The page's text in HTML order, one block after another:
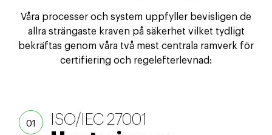
Våra processer och system uppfyller bevisligen de
allra strängaste kraven på säkerhet vilket tydligt
bekräftas genom våra två mest centrala ramverk för
certifiering och regelefterlevnad:
ISO/IEC 27001